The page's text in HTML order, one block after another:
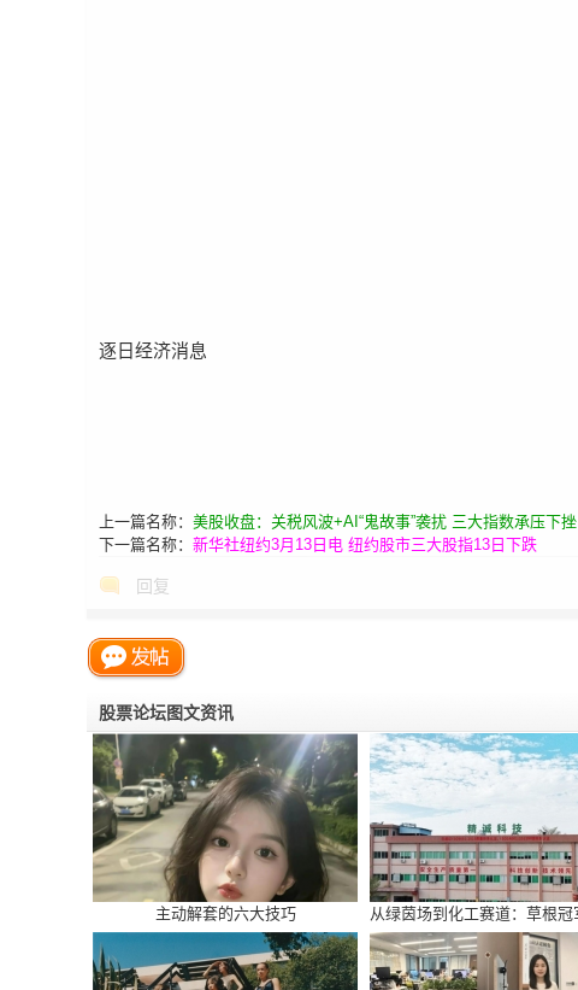
逐日经济消息
上一篇名称： 美股收盘：关税风波+AI“鬼故事”袭扰 三大指数承压下挫
下一篇名称： 新华社纽约3月13日电 纽约股市三大股指13日下跌
回复
股票论坛图文资讯
主动解套的六大技巧